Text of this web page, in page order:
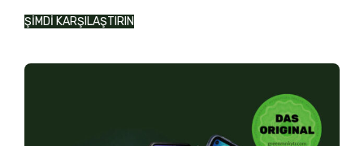
ŞİMDİ KARŞILAŞTIRIN